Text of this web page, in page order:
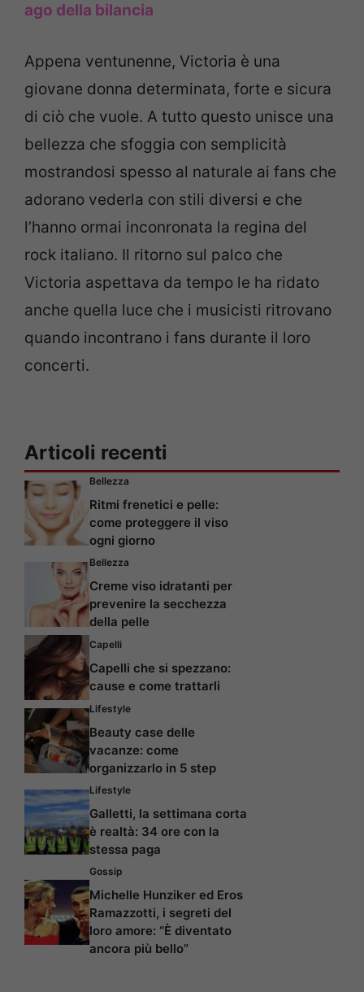
ago della bilancia
Appena ventunenne, Victoria è una
giovane donna determinata, forte e sicura
di ciò che vuole. A tutto questo unisce una
bellezza che sfoggia con semplicità
mostrandosi spesso al naturale ai fans che
adorano vederla con stili diversi e che
l’hanno ormai inconronata la regina del
rock italiano. Il ritorno sul palco che
Victoria aspettava da tempo le ha ridato
anche quella luce che i musicisti ritrovano
quando incontrano i fans durante il loro
concerti.
Articoli recenti
Bellezza
Ritmi frenetici e pelle:
come proteggere il viso
ogni giorno
Bellezza
Creme viso idratanti per
prevenire la secchezza
della pelle
Capelli
Capelli che si spezzano:
cause e come trattarli
Lifestyle
Beauty case delle
vacanze: come
organizzarlo in 5 step
Lifestyle
Galletti, la settimana corta
è realtà: 34 ore con la
stessa paga
Gossip
Michelle Hunziker ed Eros
Ramazzotti, i segreti del
loro amore: “È diventato
ancora più bello”